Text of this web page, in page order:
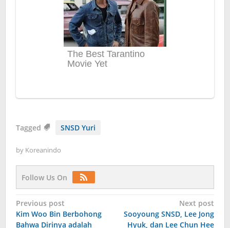
Tagged SNSD Yuri
by Koreanindo
Follow Us On
Post
navigation
Previous post
Kim Woo Bin Berbohong
Bahwa Dirinya adalah
Next post
Sooyoung SNSD, Lee Jong
Hyuk, dan Lee Chun Hee